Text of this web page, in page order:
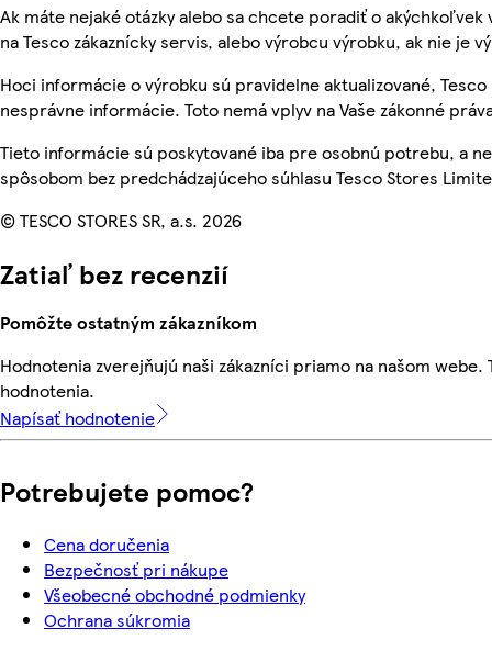
Ak máte nejaké otázky alebo sa chcete poradiť o
na Tesco zákaznícky servis, alebo výrobcu výrobku, ak nie je
Hoci informácie o výrobku sú pravidelne aktualizované,
nesprávne informácie. Toto nemá vplyv na Vaše zákonné
Tieto informácie sú poskytované iba pre osobnú potrebu, a
spôsobom bez predchádzajúceho súhlasu Tesco Stores
© TESCO STORES SR, a.s. 2026
Zatiaľ bez recenzií
Pomôžte ostatným zákazníkom
Hodnotenia zverejňujú naši zákazníci priamo na našom
hodnotenia.
Napísať hodnotenie
Potrebujete pomoc?
Cena doručenia
Bezpečnosť pri nákupe
Všeobecné obchodné podmienky
Ochrana súkromia